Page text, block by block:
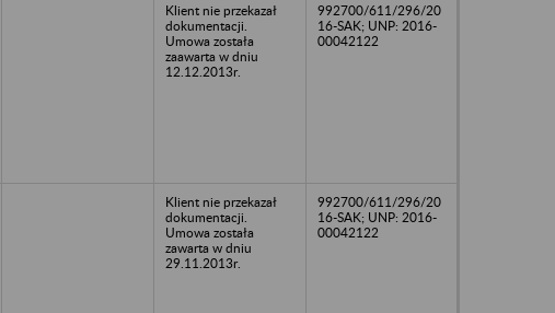
Klient nie przekazał
dokumentacji.
Umowa została
zaawarta w dniu
12.12.2013r.
992700/611/296/20
16-SAK; UNP: 2016-
00042122
Klient nie przekazał
dokumentacji.
Umowa została
zawarta w dniu
29.11.2013r.
992700/611/296/20
16-SAK; UNP: 2016-
00042122